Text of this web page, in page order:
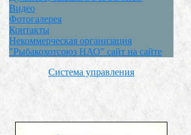
Видео
Фотогалерея
Контакты
Некоммерческая организация
"Рыбакохотсоюз НАО" сайт на сайте
Система управления